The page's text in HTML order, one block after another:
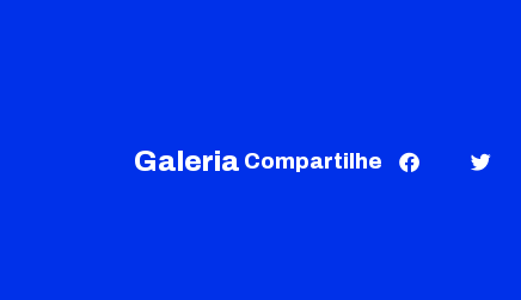
Galeria Compartilhe